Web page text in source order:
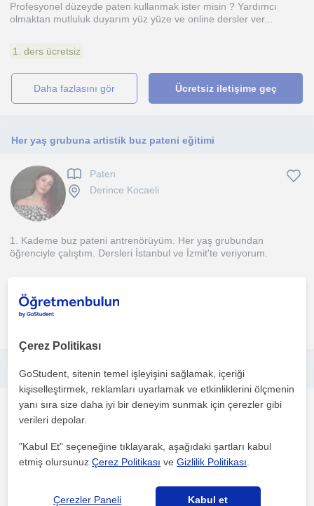
Profesyonel düzeyde paten kullanmak ister misin ? Yardımcı
olmaktan mutluluk duyarım yüz yüze ve online dersler ver...
1. ders ücretsiz
daha fazlasını gör Ücretsiz iletişime geç
Her yaş grubuna artistik buz pateni eğitimi
Paten
Derince Kocaeli
1. Kademe buz pateni antrenörüyüm. Her yaş grubundan
öğrenciyle çalıştım. Dersleri İstanbul ve İzmit'te veriyorum.
Paten hocası her yaşa ders verilir öğrenmenin yaşı yoktur
Paten
Çerez Politikası
GoStudent, sitenin temel işleyişini sağlamak, içeriği
kişiselleştirmek, reklamları uyarlamak ve etkinliklerini ölçmenin
yanı sıra size daha iyi bir deneyim sunmak için çerezler gibi
verileri depolar.
"Kabul Et" seçeneğine tıklayarak, aşağıdaki şartları kabul
etmiş olursunuzÇerez Politikası veGizlilik Politikası
Çerezler Paneli Kabul et